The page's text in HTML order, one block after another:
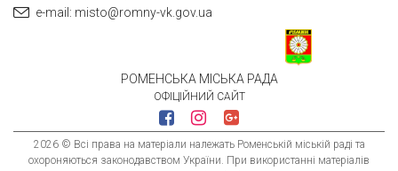
РОМЕНСЬКА МІСЬКА РАДА
ОФІЦІЙНИЙ САЙТ
2026 © Всі права на матеріали належать Роменській міській раді та
охороняються законодавством України. При використанні матеріалів
e-mail: misto@romny-vk.gov.ua